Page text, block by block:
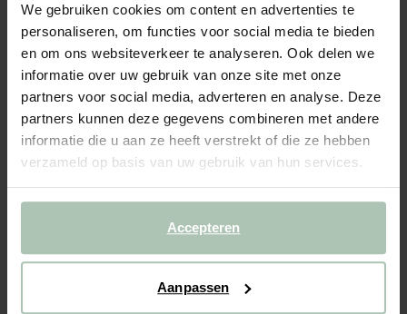
We gebruiken cookies om content en advertenties te
personaliseren, om functies voor social media te bieden
en om ons websiteverkeer te analyseren. Ook delen we
informatie over uw gebruik van onze site met onze
partners voor social media, adverteren en analyse. Deze
partners kunnen deze gegevens combineren met andere
informatie die u aan ze heeft verstrekt of die ze hebben
verzameld op basis van uw gebruik van hun services.
Accepteren
Aanpassen
metalen poten die doorlopen aan de zijkant geven de bank een
unieke touch. Het gebruik van echt dons (RDS...Lees meer
1 Model:3-zits (1x) + opties
VOEG TOE AAN WINKELMAND2049.00€